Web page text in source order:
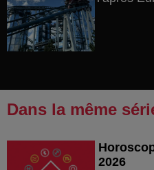
Dans la même
2026